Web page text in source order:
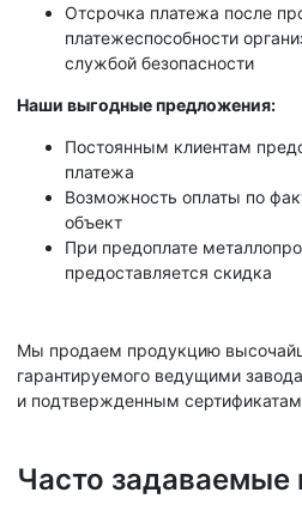
Отсрочка платежа после
платежеспособности
службой безопасности
Наши выгодные предложения:
Постоянным клиентам
платежа
Возможность оплаты по
объект
При предоплате
предоставляется скидка
Мы продаем продукцию
гарантируемого ведущими
и подтвержденным
Часто задаваемые